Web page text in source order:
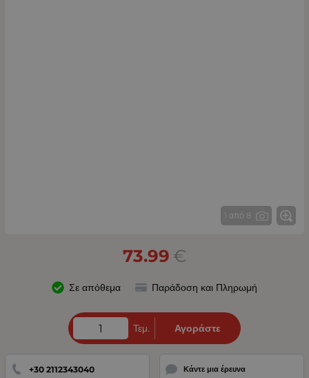
1 από 8
73.99 €
Σε απόθεμα Παράδοση και Πληρωμή
Τεμ. Αγοράστε
+30 2112343040 Κάντε μια έρευνα